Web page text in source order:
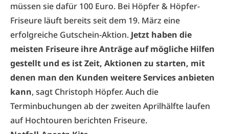
müssen sie dafür 100 Euro. Bei Höpfer & Höpfer-
Friseure läuft bereits seit dem 19. März eine
erfolgreiche Gutschein-Aktion. Jetzt haben die
meisten Friseure ihre Anträge auf mögliche Hilfen
gestellt und es ist Zeit, Aktionen zu starten, mit
denen man den Kunden weitere Services anbieten
kann, sagt Christoph Höpfer. Auch die
Terminbuchungen ab der zweiten Aprilhälfte laufen
auf Hochtouren berichten Friseure.